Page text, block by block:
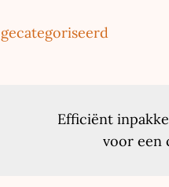
Efficiënt
voor een